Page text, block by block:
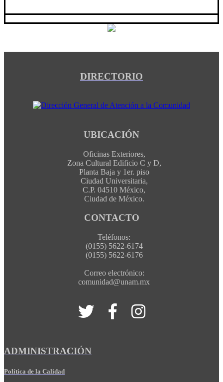
DIRECTORIO
UBICACIÓN
Oficinas Exteriores,
Zona Cultural Edificio C y D,
Planta Baja y 1er. piso
Ciudad Universitaria,
C.P. 04510 México,
Ciudad de México.
CONTACTO
Teléfonos:
(0155) 5622-6174
(0155) 5622-6176
Correo electrónico:
comunidad@unam.mx
ADMINISTRACIÓN
Política de la Calidad